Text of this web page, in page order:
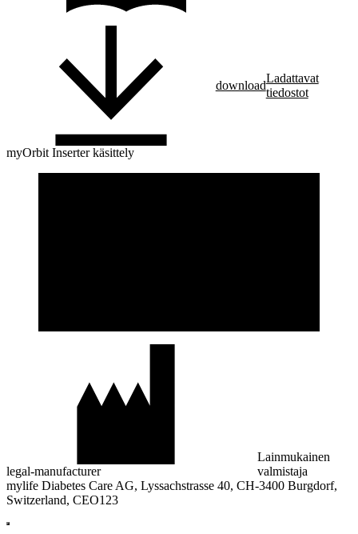
download
Ladattavat
tiedostot
myOrbit Inserter käsittely
legal-manufacturer
Lainmukainen
valmistaja
mylife Diabetes Care AG, Lyssachstrasse 40, CH-3400 Burgdorf,
Switzerland, CEO123